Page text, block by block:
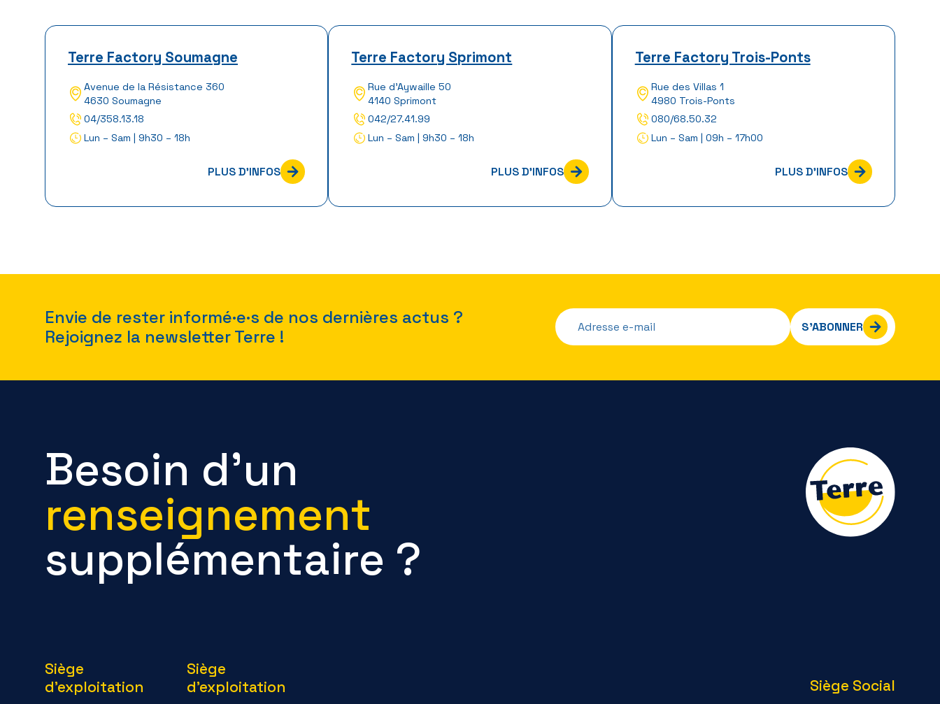
Terre Factory Soumagne
Avenue de la Résistance 360
4630 Soumagne
04/358.13.18
Lun – Sam | 9h30 – 18h
PLUS D'INFOS
Terre Factory Sprimont
Rue d’Aywaille 50
4140 Sprimont
042/27.41.99
Lun – Sam | 9h30 – 18h
PLUS D'INFOS
Terre Factory Trois-Ponts
Rue des Villas 1
4980 Trois-Ponts
080/68.50.32
Lun – Sam | 09h – 17h00
PLUS D'INFOS
Envie de rester informé·e·s de nos dernières actus ?
Rejoignez la newsletter Terre !
S’ABONNER
Besoin d’un
renseignement
supplémentaire ?
Siège
d'exploitation
Siège
d'exploitation
Siège Social